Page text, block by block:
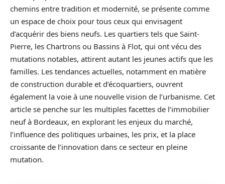
chemins entre tradition et modernité, se présente comme
un espace de choix pour tous ceux qui envisagent
d’acquérir des biens neufs. Les quartiers tels que Saint-
Pierre, les Chartrons ou Bassins à Flot, qui ont vécu des
mutations notables, attirent autant les jeunes actifs que les
familles. Les tendances actuelles, notamment en matière
de construction durable et d’écoquartiers, ouvrent
également la voie à une nouvelle vision de l’urbanisme. Cet
article se penche sur les multiples facettes de l’immobilier
neuf à Bordeaux, en explorant les enjeux du marché,
l’influence des politiques urbaines, les prix, et la place
croissante de l’innovation dans ce secteur en pleine
mutation.